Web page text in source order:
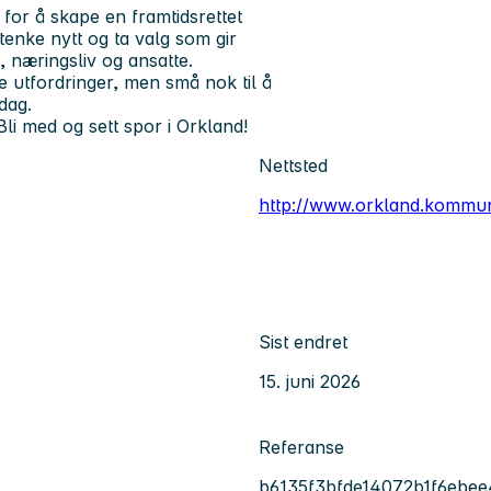
å skape en framtidsrettet
nytt og ta valg som gir
næringsliv og ansatte.
utfordringer, men små nok til å
med og sett spor i Orkland!
Nettsted
http://
Sist endret
15. juni 2026
Referanse